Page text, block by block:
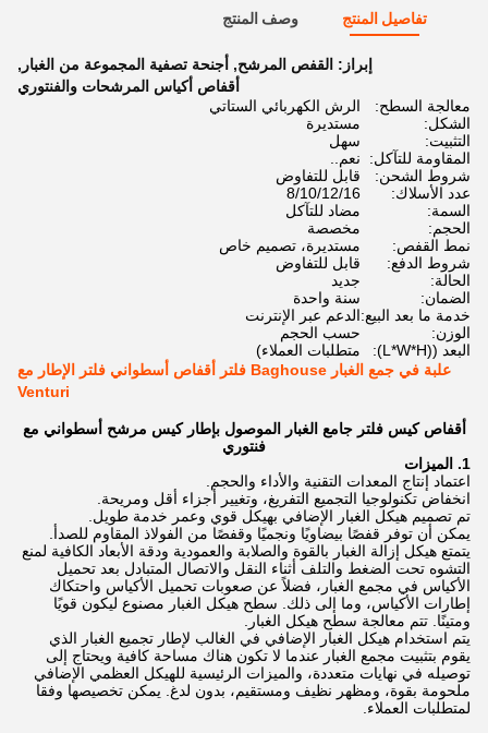
تفاصيل المنتج وصف المنتج
إبراز: القفص المرشح, أجنحة تصفية المجموعة من الغبار ,
أقفاص أكياس المرشحات والفنتوري
معالجة السطح:
الرش الكهربائي الستاتي
الشكل:
مستديرة
التثبيت:
سهل
المقاومة للتآكل:
نعم..
شروط الشحن:
قابل للتفاوض
عدد الأسلاك:
8/10/12/16
السمة:
مضاد للتآكل
الحجم:
مخصصة
نمط القفص:
مستديرة، تصميم خاص
شروط الدفع:
قابل للتفاوض
الحالة:
جديد
الضمان:
سنة واحدة
خدمة ما بعد البيع:الدعم عبر الإنترنت
الوزن:
حسب الحجم
البعد ((L*W*H):
متطلبات العملاء)
علبة في جمع الغبار Baghouse فلتر أقفاص أسطواني فلتر الإطار مع
Venturi
أقفاص كيس فلتر جامع الغبار الموصول بإطار كيس مرشح أسطواني مع
فنتوري
1. الميزات
اعتماد إنتاج المعدات التقنية والأداء والحجم.
انخفاض تكنولوجيا التجميع التفريغ، وتغيير أجزاء أقل ومريحة.
تم تصميم هيكل الغبار الإضافي بهيكل قوي وعمر خدمة طويل.
يمكن أن توفر قفصًا بيضاويًا ونجميًا وقفصًا من الفولاذ المقاوم للصدأ.
يتمتع هيكل إزالة الغبار بالقوة والصلابة والعمودية ودقة الأبعاد الكافية لمنع
التشوه تحت الضغط والتلف أثناء النقل والاتصال المتبادل بعد تحميل
الأكياس في مجمع الغبار، فضلاً عن صعوبات تحميل الأكياس واحتكاك
إطارات الأكياس، وما إلى ذلك. سطح هيكل الغبار مصنوع ليكون قويًا
ومتينًا. تتم معالجة سطح هيكل الغبار.
يتم استخدام هيكل الغبار الإضافي في الغالب لإطار تجميع الغبار الذي
يقوم بتثبيت مجمع الغبار عندما لا تكون هناك مساحة كافية ويحتاج إلى
توصيله في نهايات متعددة، والميزات الرئيسية للهيكل العظمي الإضافي
ملحومة بقوة، ومظهر نظيف ومستقيم، بدون لدغ. يمكن تخصيصها وفقا
لمتطلبات العملاء.